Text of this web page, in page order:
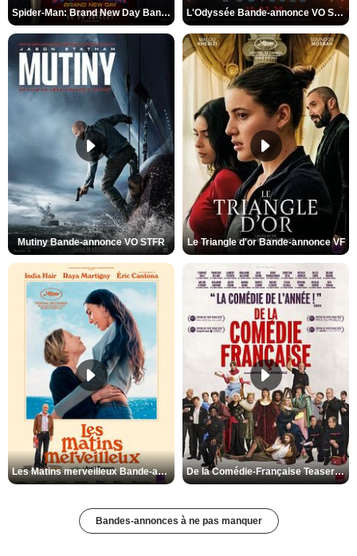
Spider-Man: Brand New Day Bande-annonce VO STFR L'Odyssée Bande-annonce VO STFR
Mutiny Bande-annonce VO STFR Le Triangle d'or Bande-annonce VF
Les Matins merveilleux Bande-annonce VF De la Comédie-Française Teaser VF
Bandes-annonces à ne pas manquer